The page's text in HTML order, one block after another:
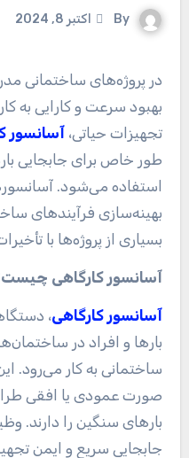
اکتبر 8, 2024
در پروژه‌های ساختمانی مدرن، تجهیزات پیشرفته‌ای برای
بهبود سرعت و کارایی به
تجهیزات حیاتی، آسانسور
طور خاص برای جابجایی
استفاده می‌شود.
بهینه‌سازی فرآیندهای
بسیاری از پروژه‌ها با
آسانسور کارگاهی
آسانسور کارگاهی،
بارها و افراد در
ساختمانی به کار می‌رود.
صورت عمودی یا افقی
بارهای سنگین را دارند.
جابجایی سریع و ایمن